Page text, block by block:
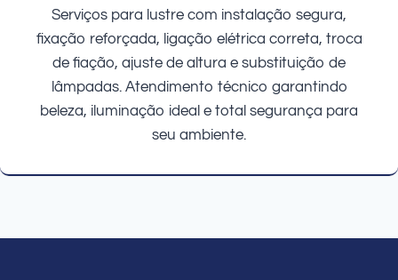
Serviços para lustre com instalação segura,
fixação reforçada, ligação elétrica correta, troca
de fiação, ajuste de altura e substituição de
lâmpadas. Atendimento técnico garantindo
beleza, iluminação ideal e total segurança para
seu ambiente.